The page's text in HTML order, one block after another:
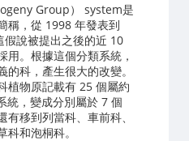
Group） system是
稱，從 1998 年發表到
說被提出之後的近 10
用。根據這個分類系統，
科，產生很大的改變。
植物原記載有 25 個屬約
統，變成分別屬於 7 個
移到列當科、車前科、
和泡桐科。